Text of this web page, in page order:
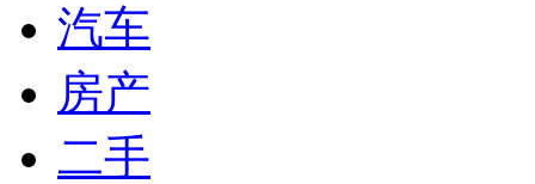
汽车
房产
二手